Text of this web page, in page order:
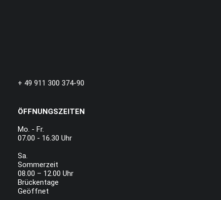
+ 49 911 300 374-90
ÖFFNUNGSZEITEN
Mo. - Fr.
07.00 - 16.30 Uhr
Sa.
Sommerzeit
08.00 – 12.00 Uhr
Brückentage
Geöffnet